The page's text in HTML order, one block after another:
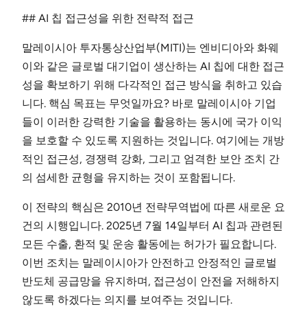
## AI 칩 접근성을 위한 전략적 접근
말레이시아 투자통상산업부(MITI)는 엔비디아와 화웨
이와 같은 글로벌 대기업이 생산하는 AI 칩에 대한 접근
성을 확보하기 위해 다각적인 접근 방식을 취하고 있습
니다. 핵심 목표는 무엇일까요? 바로 말레이시아 기업
들이 이러한 강력한 기술을 활용하는 동시에 국가 이익
을 보호할 수 있도록 지원하는 것입니다. 여기에는 개방
적인 접근성, 경쟁력 강화, 그리고 엄격한 보안 조치 간
의 섬세한 균형을 유지하는 것이 포함됩니다.
이 전략의 핵심은 2010년 전략무역법에 따른 새로운 요
건의 시행입니다. 2025년 7월 14일부터 AI 칩과 관련된
모든 수출, 환적 및 운송 활동에는 허가가 필요합니다.
이번 조치는 말레이시아가 안전하고 안정적인 글로벌
반도체 공급망을 유지하며, 접근성이 안전을 저해하지
않도록 하겠다는 의지를 보여주는 것입니다.